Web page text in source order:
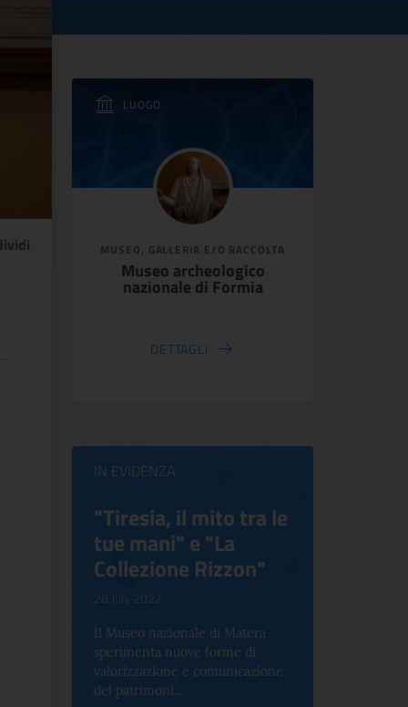
LUOGO
MUSEO, GALLERIA E/O RACCOLTA
Museo archeologico
nazionale di Formia
DETTAGLI
IN EVIDENZA
"Tiresia, il mito tra le
tue mani" e "La
Collezione Rizzon"
28 July 2022
Il Museo nazionale di Matera
sperimenta nuove forme di
valorizzazione e comunicazione
del patrimoni...